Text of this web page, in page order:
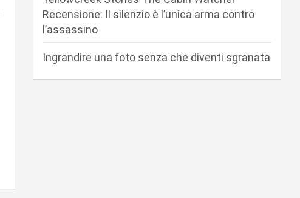
Recensione: Il silenzio è l’unica arma contro
l’assassino
Ingrandire una foto senza che diventi sgranata